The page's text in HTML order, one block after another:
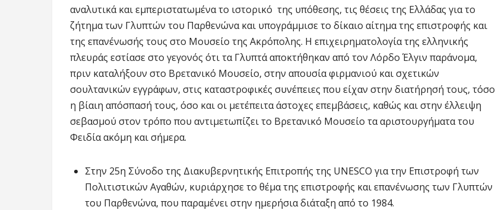
αναλυτικά και εμπεριστατωμένα το ιστορικό της υπόθεσης, τις θέσεις της Ελλάδας για το
ζήτημα των Γλυπτών του Παρθενώνα και υπογράμμισε το δίκαιο αίτημα της επιστροφής και
της επανένωσής τους στο Μουσείο της Ακρόπολης. Η επιχειρηματολογία της ελληνικής
πλευράς εστίασε στο γεγονός ότι τα Γλυπτά αποκτήθηκαν από τον Λόρδο Έλγιν παράνομα,
πριν καταλήξουν στο Βρετανικό Μουσείο, στην απουσία φιρμανιού και σχετικών
σουλτανικών εγγράφων, στις καταστροφικές συνέπειες που είχαν στην διατήρησή τους, τόσο
η βίαιη απόσπασή τους, όσο και οι μετέπειτα άστοχες επεμβάσεις, καθώς και στην έλλειψη
σεβασμού στον τρόπο που αντιμετωπίζει το Βρετανικό Μουσείο τα αριστουργήματα του
Φειδία ακόμη και σήμερα.
Στην 25η Σύνοδο της Διακυβερνητικής Επιτροπής της UNESCO για την Επιστροφή των
Πολιτιστικών Αγαθών, κυριάρχησε το θέμα της επιστροφής και επανένωσης των Γλυπτών
του Παρθενώνα, που παραμένει στην ημερήσια διάταξη από το 1984.